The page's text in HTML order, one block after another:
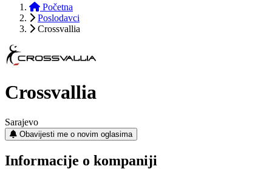
Početna
Poslodavci
Crossvallia
Crossvallia
Sarajevo
Obavijesti me o novim oglasima
Informacije o kompaniji